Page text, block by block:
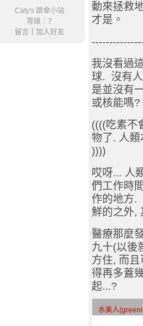
Caty's 跳傘小站
等級：7
留言｜ 加入好友
動來拯救
才是。
我沒看過
球. 沒有
是並沒有
或核能嗎
((((吃素不
物了. 人類
))))
哎呀... 人
們工作時
作的地方.
鮮的之外,
醫療那麼
九十(以後
方住, 而
得再多蓋
起...?
水美人